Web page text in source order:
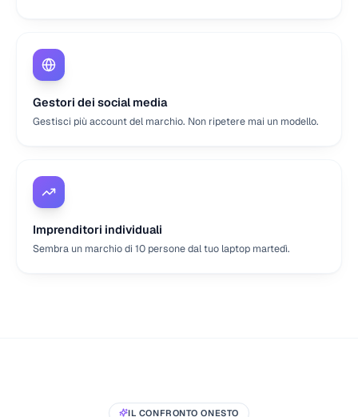
Gestori dei social media
Gestisci più account del marchio. Non ripetere mai un modello.
Imprenditori individuali
Sembra un marchio di 10 persone dal tuo laptop martedì.
IL CONFRONTO ONESTO